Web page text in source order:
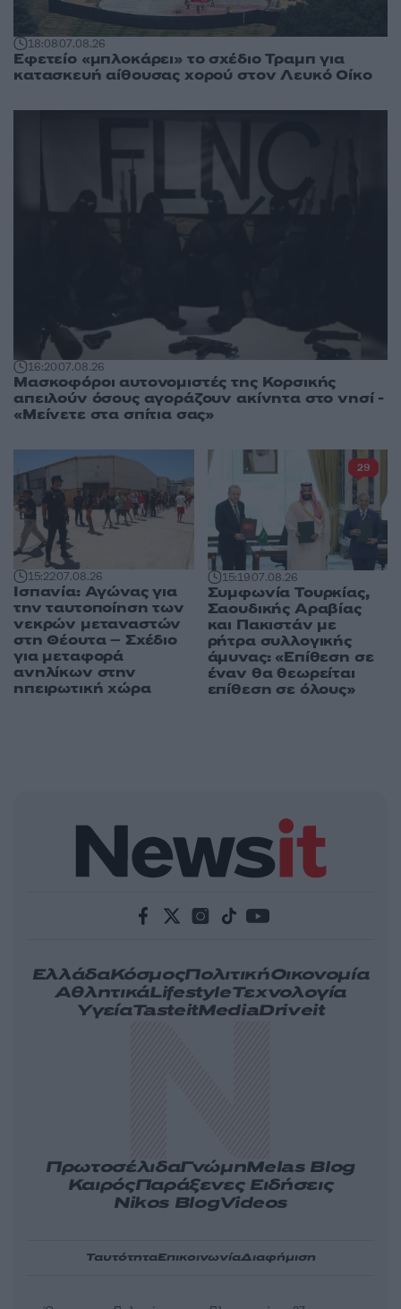
18:0807.08.26
Εφετείο «μπλοκάρει» το σχέδιο Τραμπ για
κατασκευή αίθουσας χορού στον Λευκό Οίκο
16:2007.08.26
Μασκοφόροι αυτονομιστές της Κορσικής
απειλούν όσους αγοράζουν ακίνητα στο νησί -
«Μείνετε στα σπίτια σας»
15:2207.08.26
Ισπανία: Αγώνας για
την ταυτοποίηση των
νεκρών μεταναστών
στη Θέουτα – Σχέδιο
για μεταφορά
ανηλίκων στην
ηπειρωτική χώρα
15:1907.08.26
Συμφωνία Τουρκίας,
Σαουδικής Αραβίας
και Πακιστάν με
ρήτρα συλλογικής
άμυνας: «Επίθεση σε
έναν θα θεωρείται
επίθεση σε όλους»
29
ΕλλάδαΚόσμοςΠολιτικήΟικονομία
ΑθλητικάLifestyleΤεχνολογία
ΥγείαTasteitMediaDriveit
ΠρωτοσέλιδαΓνώμηMelas Blog
ΚαιρόςΠαράξενες Ειδήσεις
Nikos BlogVideos
ΤαυτότηταΕπικοινωνίαΔιαφήμιση